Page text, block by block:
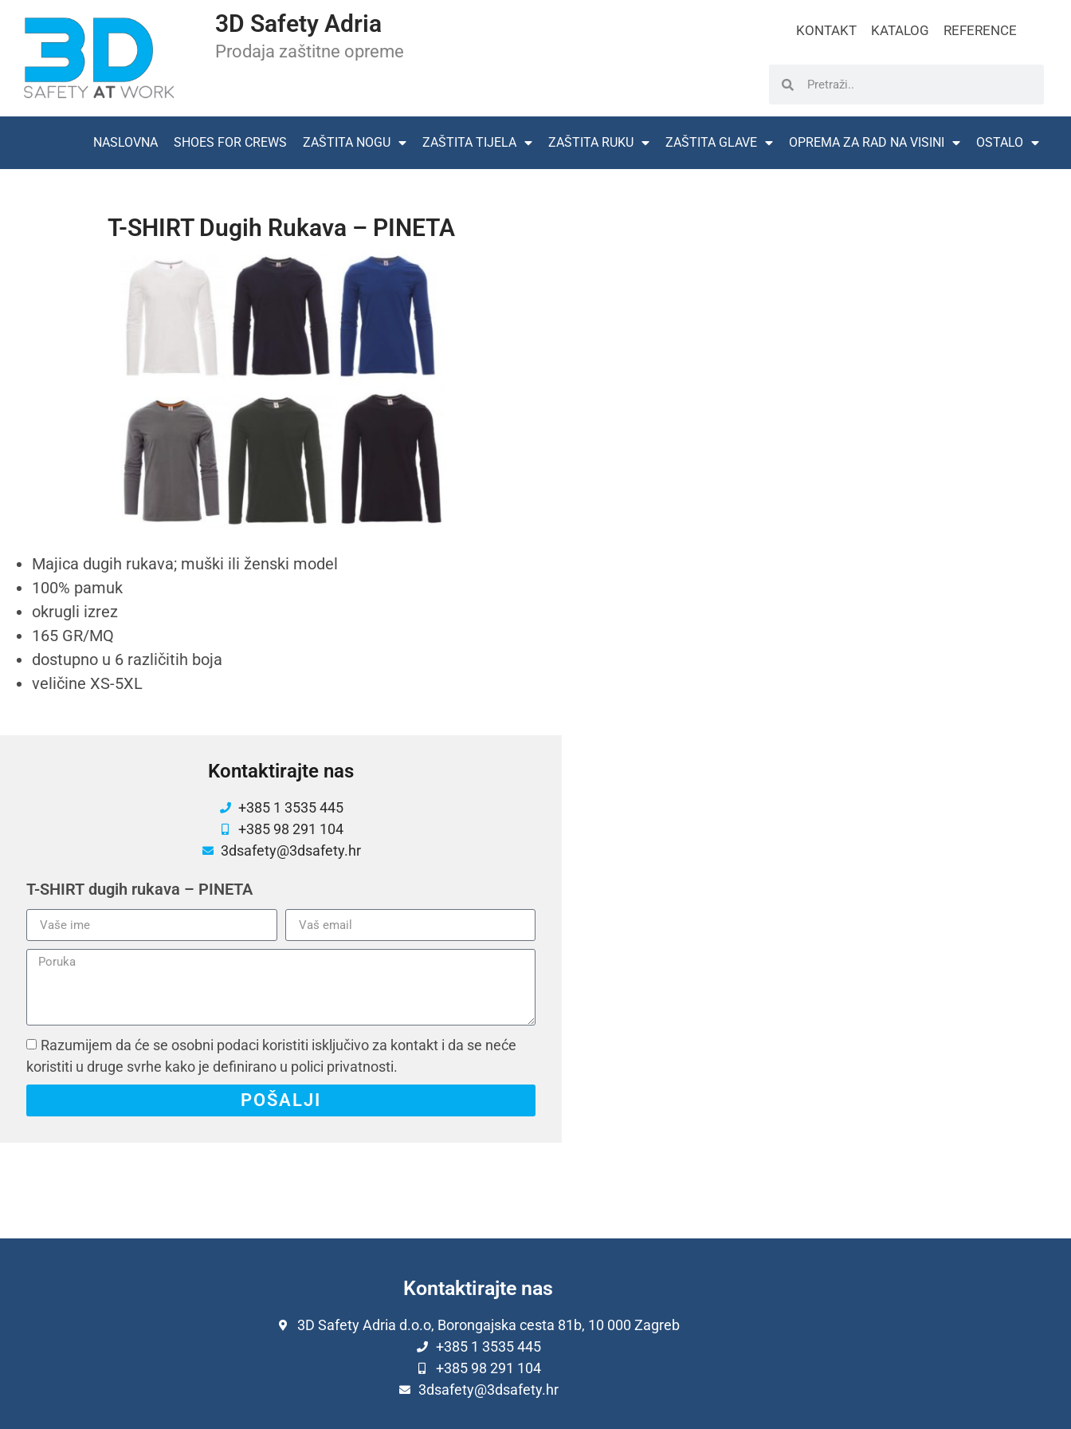
3D Safety Adria
Prodaja zaštitne opreme
KONTAKT KATALOG REFERENCE
NASLOVNA SHOES FOR CREWS ZAŠTITA NOGU ZAŠTITA TIJELA ZAŠTITA RUKU ZAŠTITA GLAVE OPREMA ZA RAD NA VISINI OSTALO
T-SHIRT Dugih Rukava – PINETA
Majica dugih rukava; muški ili ženski model
100% pamuk
okrugli izrez
165 GR/MQ
dostupno u 6 različitih boja
veličine XS-5XL
Kontaktirajte nas
+385 1 3535 445
+385 98 291 104
3dsafety@3dsafety.hr
T-SHIRT dugih rukava – PINETA
Razumijem da će se osobni podaci koristiti isključivo za kontakt i da se neće
koristiti u druge svrhe kako je definirano u polici privatnosti.
POŠALJI
Kontaktirajte nas
3D Safety Adria d.o.o, Borongajska cesta 81b, 10 000 Zagreb
+385 1 3535 445
+385 98 291 104
3dsafety@3dsafety.hr